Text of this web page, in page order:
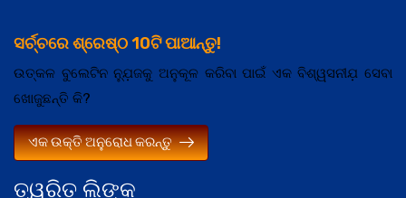
ତ୍ୱରିତ ଲିଙ୍କ
ସର୍ଚ୍ଚରେ ଶ୍ରେଷ୍ଠ 10ଟି ପାଆନ୍ତୁ!
ଉତ୍କଳ ବୁଲେଟିନ ନ୍ଯ଼ୁଜକୁ ଅନୁକୂଳ କରିବା ପାଇଁ ଏକ ବିଶ୍ୱସନୀଯ଼ ସେବା
ଖୋଜୁଛନ୍ତି କି?
ଏକ ଉକ୍ତି ଅନୁରୋଧ କରନ୍ତୁ